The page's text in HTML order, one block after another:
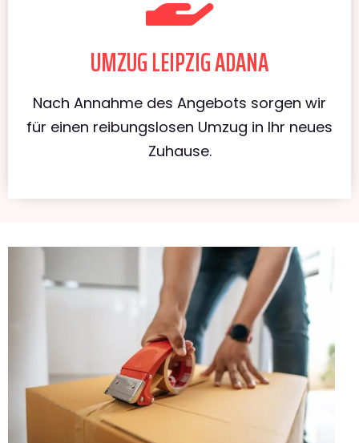
UMZUG LEIPZIG ADANA
Nach Annahme des Angebots sorgen wir
für einen reibungslosen Umzug in Ihr neues
Zuhause.